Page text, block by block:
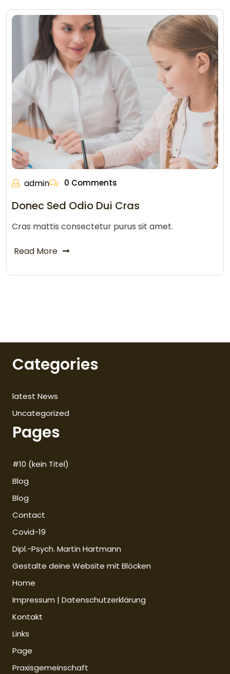
admin 0 Comments
Donec Sed Odio Dui Cras
Cras mattis consectetur purus sit amet.
Read More
Categories
latest News
Uncategorized
Pages
#10 (kein Titel)
Blog
Blog
Contact
Covid-19
Dipl.-Psych. Martin Hartmann
Gestalte deine Website mit Blöcken
Home
Impressum | Datenschutzerklärung
Kontakt
Links
Page
Praxisgemeinschaft